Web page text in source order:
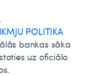
POLITIKA
bankas sāka
uz oficiālo